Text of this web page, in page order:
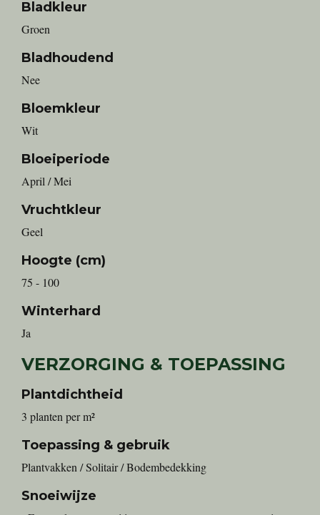
Bladkleur
Groen
Bladhoudend
Nee
Bloemkleur
Wit
Bloeiperiode
April / Mei
Vruchtkleur
Geel
Hoogte (cm)
75 - 100
Winterhard
Ja
VERZORGING & TOEPASSING
Plantdichtheid
3 planten per m²
Toepassing & gebruik
Plantvakken / Solitair / Bodembedekking
Snoeiwijze